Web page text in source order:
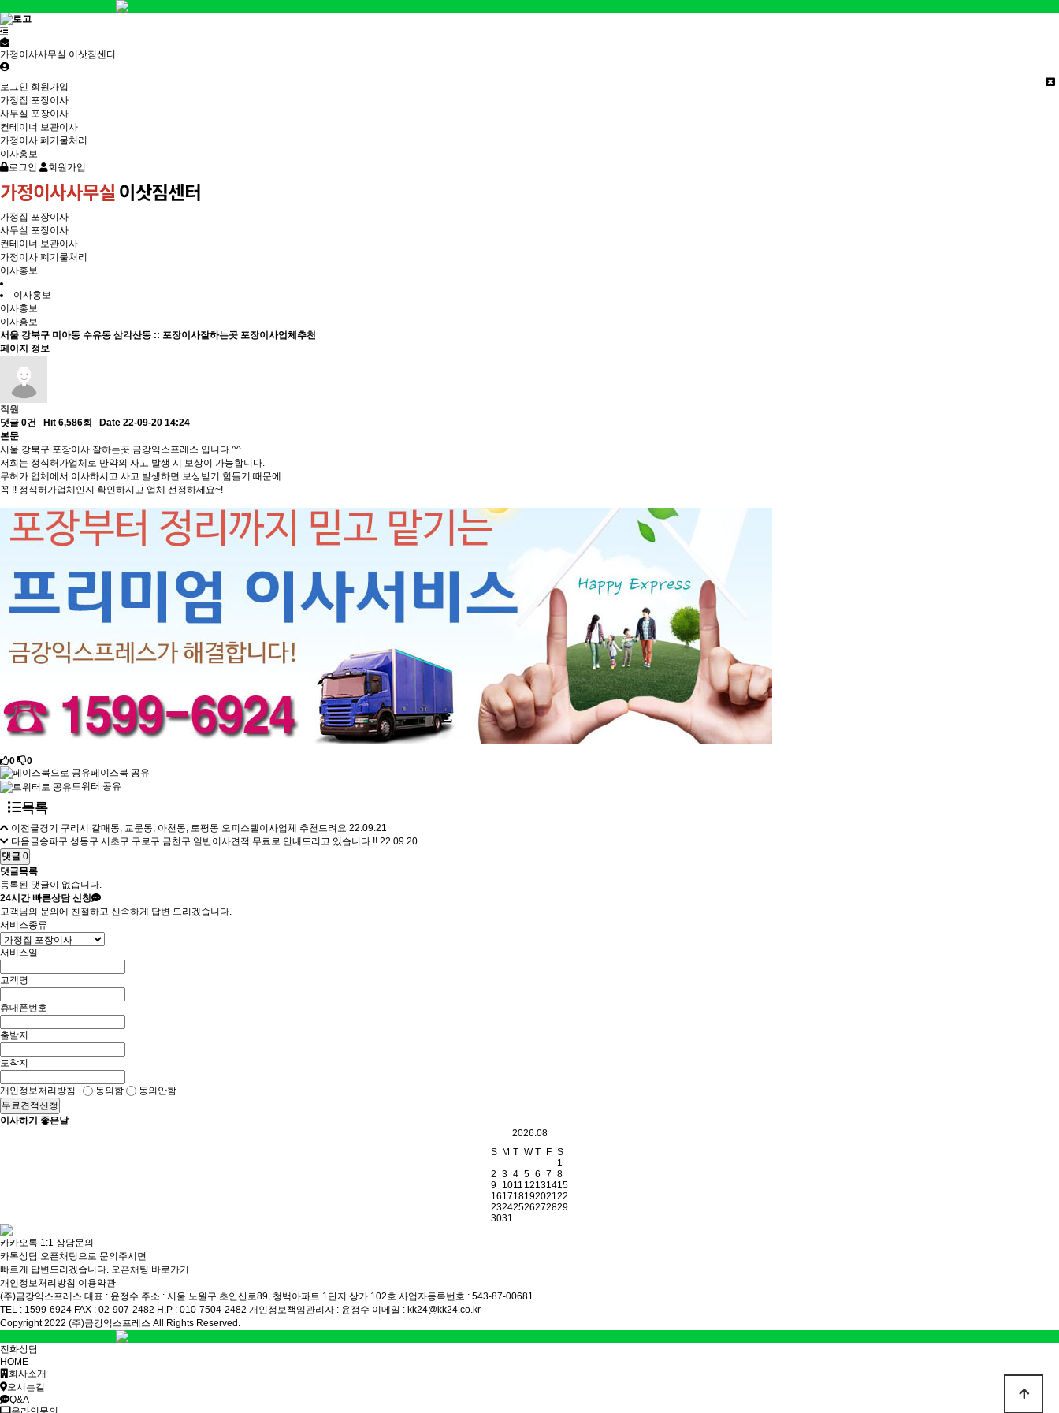
가정이사사무실 이삿짐센터
로그인 회원가입
가정집 포장이사
사무실 포장이사
컨테이너 보관이사
가정이사 폐기물처리
이사홍보
로그인
회원가입
가정집 포장이사
사무실 포장이사
컨테이너 보관이사
가정이사 폐기물처리
이사홍보
이사홍보
이사홍보
이사홍보
서울 강북구 미아동 수유동 삼각산동 :: 포장이사잘하는곳 포장이사업체추천
페이지 정보
직원
댓글 0건
Hit 6,586회
Date 22-09-20 14:24
본문
서울 강북구 포장이사 잘하는곳 금강익스프레스 입니다 ^^
저희는 정식허가업체로 만약의 사고 발생 시 보상이 가능합니다.
무허가 업체에서 이사하시고 사고 발생하면 보상받기 힘들기 때문에
꼭 !! 정식허가업체인지 확인하시고 업체 선정하세요~!
0
0
페이스북 공유
트위터 공유
목록
이전글경기 구리시 갈매동, 교문동, 아천동, 토평동 오피스텔이사업체 추천드려요 22.09.21
다음글송파구 성동구 서초구 구로구 금천구 일반이사견적 무료로 안내드리고 있습니다 !! 22.09.20
댓글 0
댓글목록
등록된 댓글이 없습니다.
24시간빠른상담 신청
고객님의 문의에 친절하고 신속하게 답변 드리겠습니다.
서비스종류
서비스일
고객명
휴대폰번호
출발지
도착지
개인정보처리방침 동의함
동의안함
무료견적신청
이사하기 좋은날
2026.08
S M T W T F S
1
2 3 4 5 6 7 8
9 1011 12131415
16171819202122
23242526272829
3031
카카오톡 1:1 상담문의
카톡상담 오픈채팅으로 문의주시면
빠르게 답변드리겠습니다. 오픈채팅 바로가기
개인정보처리방침 이용약관
(주)금강익스프레스 대표 : 윤정수 주소 : 서울 노원구 초안산로89, 청백아파트 1단지 상가 102호 사업자등록번호 : 543-87-00681
TEL : 1599-6924 FAX : 02-907-2482 H.P : 010-7504-2482 개인정보책임관리자 : 윤정수 이메일 : kk24@kk24.co.kr
Copyright 2022 (주)금강익스프레스 All Rights Reserved.
전화상담
HOME
회사소개
오시는길
Q&A